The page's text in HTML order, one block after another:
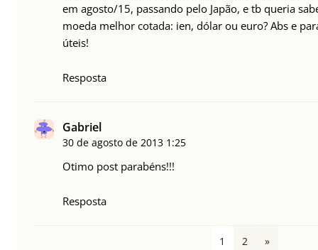
em agosto/15, passando pelo Japão, e tb queria
moeda melhor cotada: ien, dólar ou euro? Abs e
úteis!
Resposta
Gabriel
30 de agosto de 2013 1:25
Otimo post parabéns!!!
Resposta
1 2 »